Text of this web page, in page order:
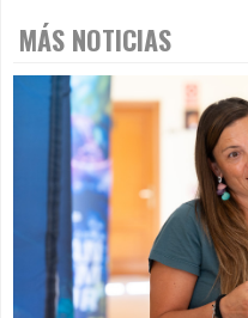
MÁS NOTICIAS